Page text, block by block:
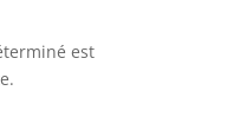
est